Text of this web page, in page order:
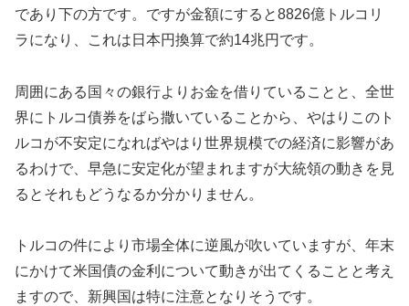
であり下の方です。ですが金額にすると8826億トルコリ
ラになり、これは日本円換算で約14兆円です。
周囲にある国々の銀行よりお金を借りていることと、全世
界にトルコ債券をばら撒いていることから、やはりこのト
ルコが不安定になればやはり世界規模での経済に影響があ
るわけで、早急に安定化が望まれますが大統領の動きを見
るとそれもどうなるか分かりません。
トルコの件により市場全体に逆風が吹いていますが、年末
にかけて米国債の金利について動きが出てくることと考え
ますので、新興国は特に注意となりそうです。